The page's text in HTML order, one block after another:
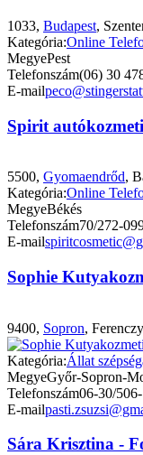
1033, Budapest,
Kategória:Online
MegyePest
Telefonszám(06) 30
E-mail
Spirit
5500, Gyomaendrőd,
Kategória:Online
MegyeBékés
Telefonszám70/272-
E-mail
Sophie
9400, Sopron,
Kategória:Állat
MegyeGyőr-Sopron-
Telefonszám06-30/506-
E-mail
Sára Krisztina -